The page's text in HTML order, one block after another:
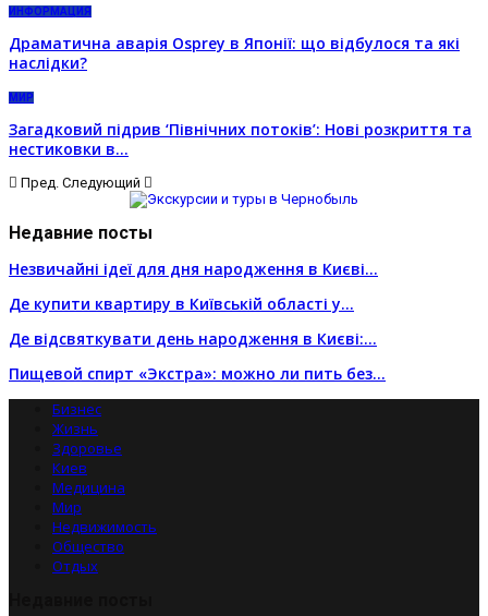
ИНФОРМАЦИЯ
Драматична аварія Osprey в Японії: що відбулося та які
наслідки?
МИР
Загадковий підрив ‘Північних потоків’: Нові розкриття та
нестиковки в…
Пред. Следующий
Недавние посты
Незвичайні ідеї для дня народження в Києві…
Де купити квартиру в Київській області у…
Де відсвяткувати день народження в Києві:…
Пищевой спирт «Экстра»: можно ли пить без…
Бизнес
Жизнь
Здоровье
Киев
Медицина
Мир
Недвижимость
Общество
Отдых